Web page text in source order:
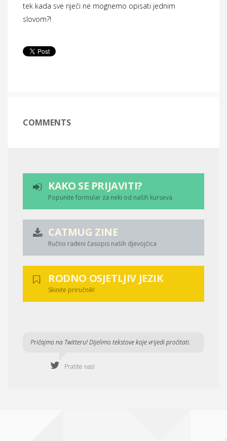
tek kada sve riječi ne mognemo opisati jednim
slovom?!
COMMENTS
KAKO SE PRIJAVITI?
Popunite formular za neki od naših kurseva
CATMUG ZINE
Ručno rađeni časopis naših djevojčica
RODNO OSJETLJIV JEZIK
Skinite priručnik!
Pričajmo na Twitteru! Dijelimo tekstove koje vrijedi pročitati.
Pratite nas!